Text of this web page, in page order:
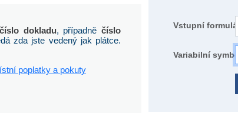
číslo dokladu, případně číslo
zda jste vedený jak plátce.
poplatky a pokuty
Vstupní formulář
Variabilní symbol